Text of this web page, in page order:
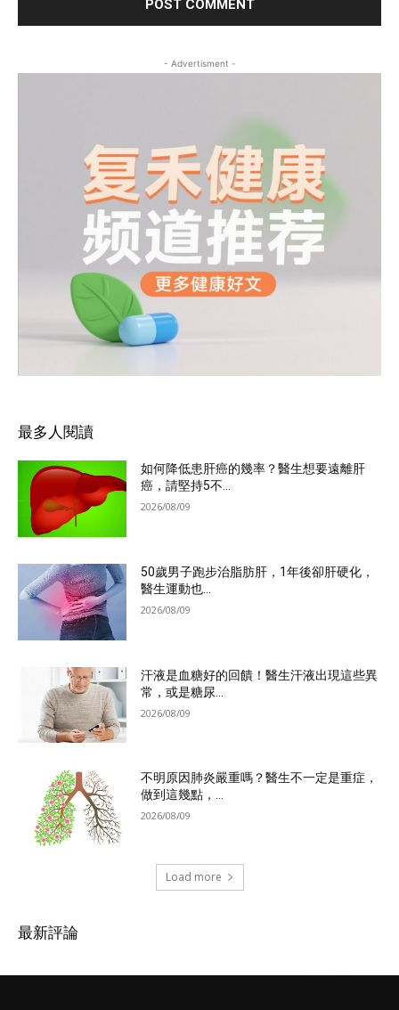
- Advertisment -
最多人閱讀
如何降低患肝癌的幾率？醫生想要遠離肝
癌，請堅持5不...
2026/08/09
50歲男子跑步治脂肪肝，1年後卻肝硬化，
醫生運動也...
2026/08/09
汗液是血糖好的回饋！醫生汗液出現這些異
常，或是糖尿...
2026/08/09
不明原因肺炎嚴重嗎？醫生不一定是重症，
做到這幾點，...
2026/08/09
Load more
最新評論